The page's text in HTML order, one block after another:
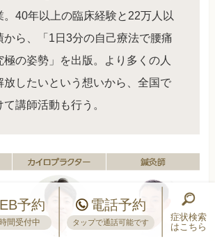
。40年以上の臨床経験と22万人以
から、「1日3分の自己療法で腰痛
極の姿勢」を出版。より多くの人
放したいという想いから、全国で
講師活動も行う。
予約
間受付中
電話予約
タップで通話可能です
症状検索
はこちら